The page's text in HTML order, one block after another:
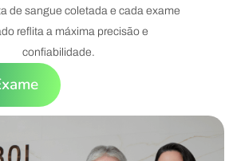
de sangue coletada e cada exame
reflita a máxima precisão e
confiabilidade.